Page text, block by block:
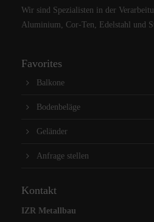
Wir sind Spezialisten in der
Aluminium, Cor-Ten, Edelstahl und
Favorites
Balkone
Bodenbeläge
Geländer
Anfrage stellen
Kontakt
IZR Metallbau